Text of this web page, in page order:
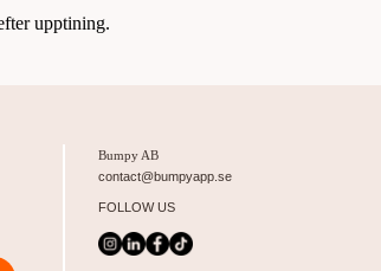
upptining.
Bumpy AB
contact@bumpyapp.se
FOLLOW US